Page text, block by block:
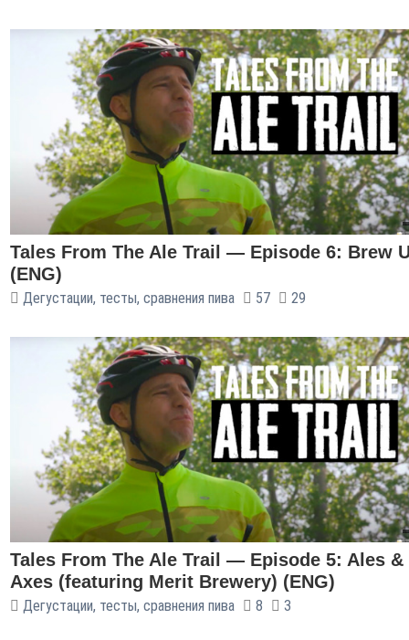
Tales From The Ale Trail — Episode 6: Brew
(ENG)
Дегустации, тесты, сравнения пива 57 29
Tales From The Ale Trail — Episode 5: Ales &
Axes (featuring Merit Brewery) (ENG)
Дегустации, тесты, сравнения пива 8 3